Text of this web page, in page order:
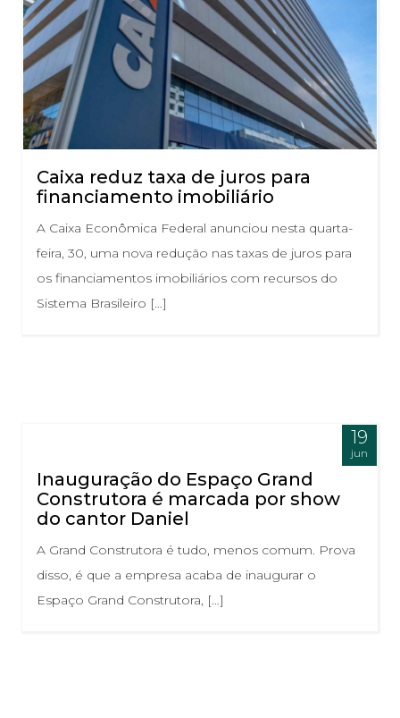
Caixa reduz taxa de juros para
financiamento imobiliário
A Caixa Econômica Federal anunciou nesta quarta-
feira, 30, uma nova redução nas taxas de juros para
os financiamentos imobiliários com recursos do
Sistema Brasileiro […]
19
jun
Inauguração do Espaço Grand
Construtora é marcada por show
do cantor Daniel
A Grand Construtora é tudo, menos comum. Prova
disso, é que a empresa acaba de inaugurar o
Espaço Grand Construtora, […]